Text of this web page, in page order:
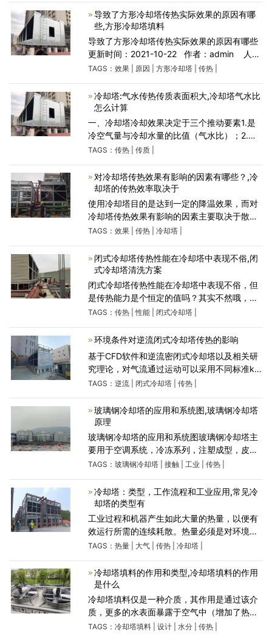
显。影响闭式冷却塔
导致了方形冷却塔传热实际效果的原因有哪
些,方形冷却塔填料
导致了方形冷却塔传热实际效果的原因有哪些
更新时间：2021-10-22 作者：admin 人
气：464 选用冷却塔是由于保证致冷实际效
决策。如：散热
TAGS： 效果| 原因 方形冷却塔| 传热|
冷却塔:气水传热传质表面积大,冷却塔气水比
怎么计算
一、冷却塔冷却效果决定于三个推动要素1.是
冷空气量与冷却水量的比值（气水比）；2.是
冷却介质冷空气和被冷却介质水接触的比表面
较低的压力下（装置工作
TAGS： 传热| 传质|
对冷却塔传热效果有影响的因素有哪些？,冷
却塔的传热效率取决于
使用冷却塔目的是达到一定的降温效果，而对
冷却塔传热效果有影响的因素主要取决于散热
片、风机风量、冷却塔使用水量，以及良好的
于因素众多本文
TAGS： 效果| 传热| 冷却塔|
闭式冷却塔传热性能在冷却塔中表现不俗,闭
式冷却塔清洗方案
闭式冷却塔传热性能在冷却塔中表现不俗，但
是传热能力是个恒定的值吗？其实不然哦，闭
式冷却塔的传热能力往往受到很多因素影响，
家做出测算。按照闭
TAGS： 传热|性能| 闭式冷却塔|
环境条件对逆流闭式冷却塔传热的影响
基于CFD软件和逆流密闭式冷却塔以及相关研
究理论，对气流通过运动可以采用不同标准k-ε
湍流结构模型，填料区、喷淋区和盘管区采用
动用滴状流动近
TAGS： 逆流| 闭式冷却塔| 传热|
玻璃钢冷却塔的应用和系统图,玻璃钢冷却塔
原理
玻璃钢冷却塔的应用和系统图玻璃钢冷却塔主
要用于空调系统，冷冻系列，注塑成型，皮
革，泡沫，发电，汽轮机，铝加工，空压机，
却，冷冻，塑料化工。玻璃钢冷却塔在工
TAGS： 玻璃钢冷却塔| 接触| 工业 传热|
冷却塔：类型，工作流程和工业应用,常见冷
却塔的类型有
工业过程和机器产生如此大量的热量，以便有
效运行所需的连续耗散。热量必须是对环境的
影响。这是通过热交换过程。这是冷却塔技术
备，但对它们的了
TAGS： 热量| 大气| 传热| 冷却塔|
冷却塔填料的作用和类型,冷却塔填料的作用
是什么
冷却塔填料仅是一种介质，其作用是通过该介
质，更多的水表面暴露于空气中（增加了热传
递的速率），并通过延迟水的流动（增加了水
TAGS： 冷却塔填料| 设计| 水分| 传热|